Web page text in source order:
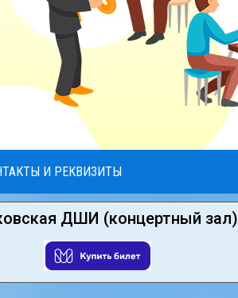
И РЕКВИЗИТЫ
ДШИ (концертный зал)